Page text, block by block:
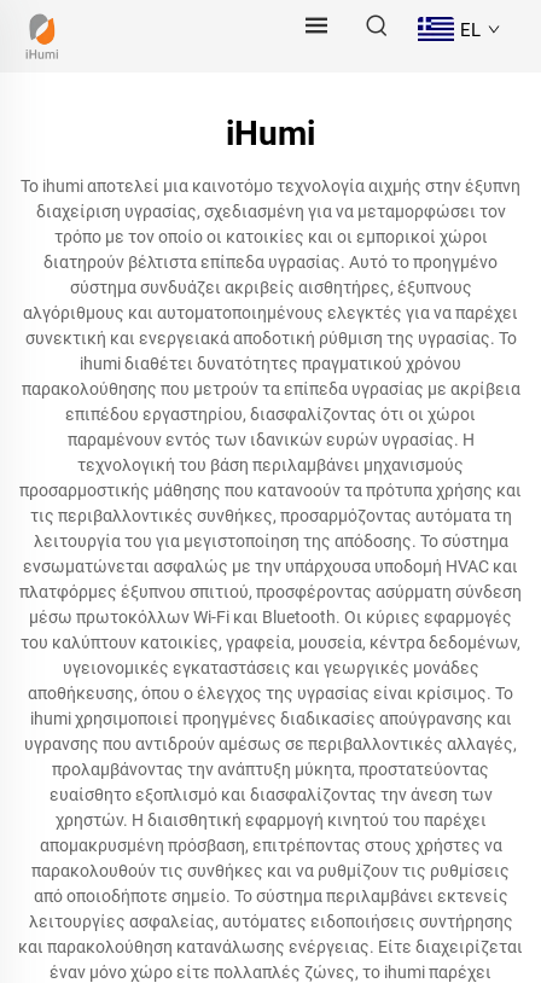
EL
iHumi
Το ihumi αποτελεί μια καινοτόμο τεχνολογία αιχμής στην έξυπνη
διαχείριση υγρασίας, σχεδιασμένη για να μεταμορφώσει τον
τρόπο με τον οποίο οι κατοικίες και οι εμπορικοί χώροι
διατηρούν βέλτιστα επίπεδα υγρασίας. Αυτό το προηγμένο
σύστημα συνδυάζει ακριβείς αισθητήρες, έξυπνους
αλγόριθμους και αυτοματοποιημένους ελεγκτές για να παρέχει
συνεκτική και ενεργειακά αποδοτική ρύθμιση της υγρασίας. Το
ihumi διαθέτει δυνατότητες πραγματικού χρόνου
παρακολούθησης που μετρούν τα επίπεδα υγρασίας με ακρίβεια
επιπέδου εργαστηρίου, διασφαλίζοντας ότι οι χώροι
παραμένουν εντός των ιδανικών ευρών υγρασίας. Η
τεχνολογική του βάση περιλαμβάνει μηχανισμούς
προσαρμοστικής μάθησης που κατανοούν τα πρότυπα χρήσης και
τις περιβαλλοντικές συνθήκες, προσαρμόζοντας αυτόματα τη
λειτουργία του για μεγιστοποίηση της απόδοσης. Το σύστημα
ενσωματώνεται ασφαλώς με την υπάρχουσα υποδομή HVAC και
πλατφόρμες έξυπνου σπιτιού, προσφέροντας ασύρματη σύνδεση
μέσω πρωτοκόλλων Wi-Fi και Bluetooth. Οι κύριες εφαρμογές
του καλύπτουν κατοικίες, γραφεία, μουσεία, κέντρα δεδομένων,
υγειονομικές εγκαταστάσεις και γεωργικές μονάδες
αποθήκευσης, όπου ο έλεγχος της υγρασίας είναι κρίσιμος. Το
ihumi χρησιμοποιεί προηγμένες διαδικασίες απούγρανσης και
υγρανσης που αντιδρούν αμέσως σε περιβαλλοντικές αλλαγές,
προλαμβάνοντας την ανάπτυξη μύκητα, προστατεύοντας
ευαίσθητο εξοπλισμό και διασφαλίζοντας την άνεση των
χρηστών. Η διαισθητική εφαρμογή κινητού του παρέχει
απομακρυσμένη πρόσβαση, επιτρέποντας στους χρήστες να
παρακολουθούν τις συνθήκες και να ρυθμίζουν τις ρυθμίσεις
από οποιοδήποτε σημείο. Το σύστημα περιλαμβάνει εκτενείς
λειτουργίες ασφαλείας, αυτόματες ειδοποιήσεις συντήρησης
και παρακολούθηση κατανάλωσης ενέργειας. Είτε διαχειρίζεται
έναν μόνο χώρο είτε πολλαπλές ζώνες, το ihumi παρέχει